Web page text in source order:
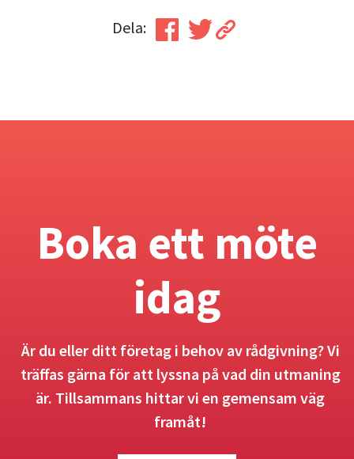
Dela:
Boka ett möte
idag
Är du eller ditt företag i behov av rådgivning? Vi
träffas gärna för att lyssna på vad din utmaning
är. Tillsammans hittar vi en gemensam väg
framåt!